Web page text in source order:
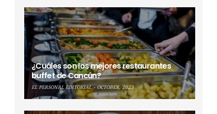
¿Cuáles son los mejores restaurantes
buffet de Cancún?
EL PERSONAL EDITORIAL OCTOBER, 2023